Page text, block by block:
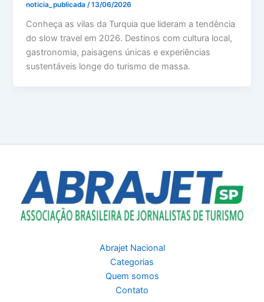
noticia_publicada/13/06/2026
Conheça as vilas da Turquia que lideram a tendência
do slow travel em 2026. Destinos com cultura local,
gastronomia, paisagens únicas e experiências
sustentáveis longe do turismo de massa.
Abrajet Nacional
Categorias
Quem somos
Contato